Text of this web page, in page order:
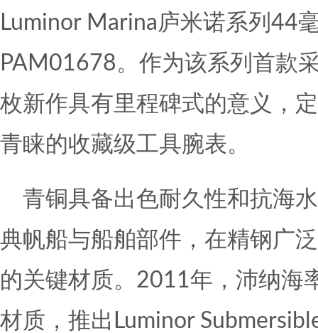
Luminor Marina庐米诺系列44
PAM01678。作为该系列首款
枚新作具有里程碑式的意义，
青睐的收藏级工具腕表。
青铜具备出色耐久性和抗海
典帆船与船舶部件，在精钢广
的关键材质。2011年，沛纳海
材质，推出Luminor